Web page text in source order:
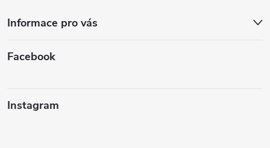
Informace pro vás
Facebook
Instagram